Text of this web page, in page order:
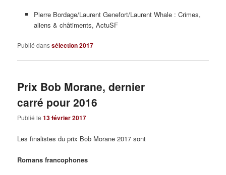
Pierre Bordage/Laurent Genefort/Laurent Whale : Crimes,
aliens & châtiments, ActuSF
Publié danssélection 2017
Prix Bob Morane, dernier
carré pour 2016
Publié le13 février 2017
Les finalistes du prix Bob Morane 2017 sont
Romans francophones